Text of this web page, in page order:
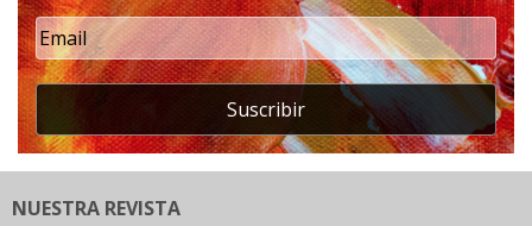
Suscribir
NUESTRA REVISTA